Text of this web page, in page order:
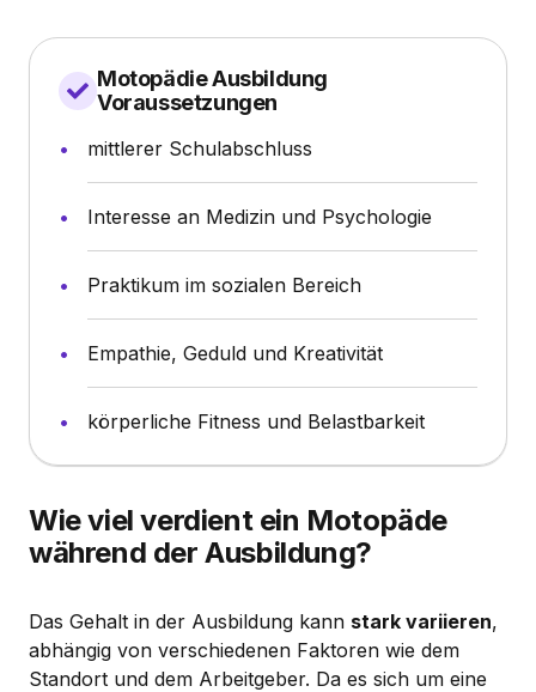
Motopädie Ausbildung
Voraussetzungen
mittlerer Schulabschluss
Interesse an Medizin und Psychologie
Praktikum im sozialen Bereich
Empathie, Geduld und Kreativität
körperliche Fitness und Belastbarkeit
Wie viel verdient ein Motopäde
während der Ausbildung?
Das Gehalt in der Ausbildung kann stark variieren,
abhängig von verschiedenen Faktoren wie dem
Standort und dem Arbeitgeber. Da es sich um eine